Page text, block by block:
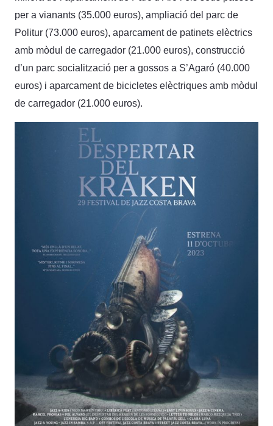
per a vianants (35.000 euros), ampliació del parc de
Politur (73.000 euros), aparcament de patinets elèctrics
amb mòdul de carregador (21.000 euros), construcció
d’un parc socialització per a gossos a S’Agaró (40.000
euros) i aparcament de bicicletes elèctriques amb mòdul
de carregador (21.000 euros).